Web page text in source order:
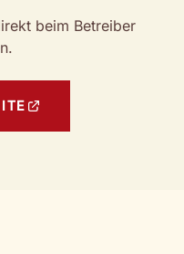
beim Betreiber